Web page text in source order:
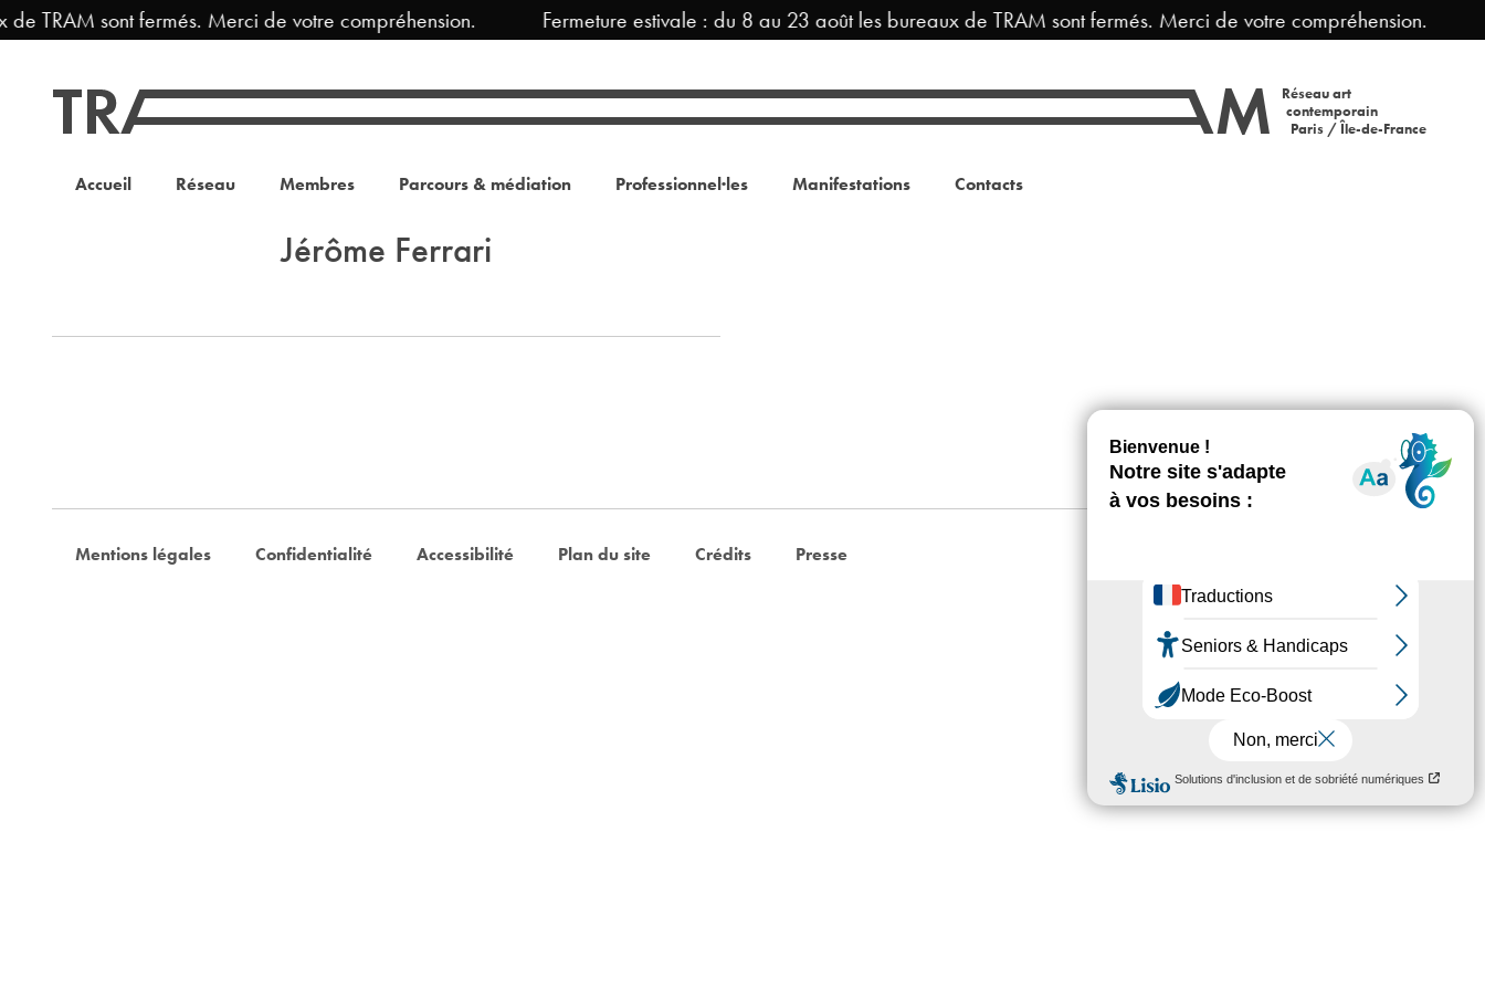
TRAM sont fermés. Merci de votre compréhension. Fermeture estivale : du 8 au 23 août les bureaux de TRAM sont fermés. Merci de votre compréhension.
Réseau art
contemporain
Paris / Île-de-France
Accueil Réseau Membres Parcours & médiation Professionnel·les Manifestations Contacts
Jérôme Ferrari
Mentions légales Confidentialité Accessibilité Plan du site Crédits Presse